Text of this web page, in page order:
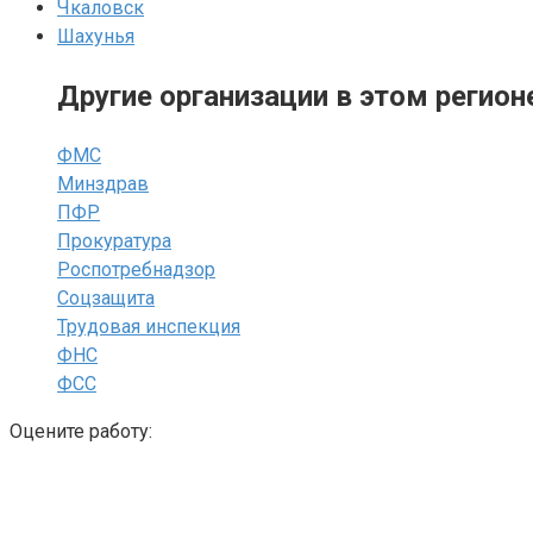
Чкаловск
Шахунья
Другие организации в этом
ФМС
Минздрав
ПФР
Прокуратура
Роспотребнадзор
Соцзащита
Трудовая инспекция
ФНС
ФСС
Оцените работу: